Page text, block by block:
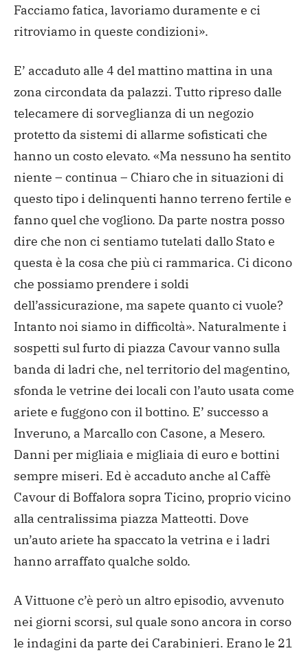
Facciamo fatica, lavoriamo duramente e ci
ritroviamo in queste condizioni».
E’ accaduto alle 4 del mattino mattina in una
zona circondata da palazzi. Tutto ripreso dalle
telecamere di sorveglianza di un negozio
protetto da sistemi di allarme sofisticati che
hanno un costo elevato. «Ma nessuno ha sentito
niente – continua – Chiaro che in situazioni di
questo tipo i delinquenti hanno terreno fertile e
fanno quel che vogliono. Da parte nostra posso
dire che non ci sentiamo tutelati dallo Stato e
questa è la cosa che più ci rammarica. Ci dicono
che possiamo prendere i soldi
dell’assicurazione, ma sapete quanto ci vuole?
Intanto noi siamo in difficoltà». Naturalmente i
sospetti sul furto di piazza Cavour vanno sulla
banda di ladri che, nel territorio del magentino,
sfonda le vetrine dei locali con l’auto usata come
ariete e fuggono con il bottino. E’ successo a
Inveruno, a Marcallo con Casone, a Mesero.
Danni per migliaia e migliaia di euro e bottini
sempre miseri. Ed è accaduto anche al Caffè
Cavour di Boffalora sopra Ticino, proprio vicino
alla centralissima piazza Matteotti. Dove
un’auto ariete ha spaccato la vetrina e i ladri
hanno arraffato qualche soldo.
A Vittuone c’è però un altro episodio, avvenuto
nei giorni scorsi, sul quale sono ancora in corso
le indagini da parte dei Carabinieri. Erano le 21